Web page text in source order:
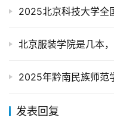
2025北京科技大学全
北京服装学院是几本
2025年黔南民族师范
发表回复